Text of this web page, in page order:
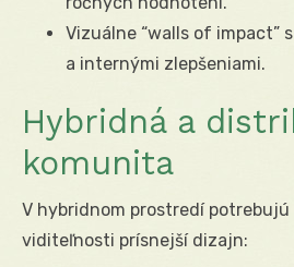
Vizuálne “walls of impact”
a internými zlepšeniami.
Hybridná a
komunita
V hybridnom prostredí
viditeľnosti prísnejší dizajn: